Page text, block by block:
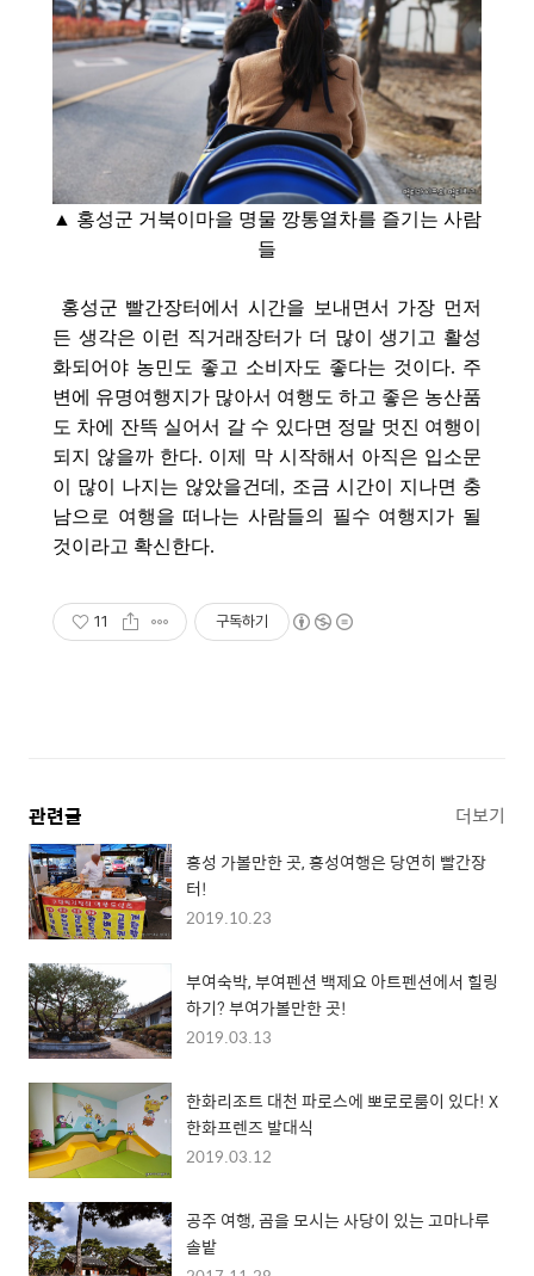
▲ 홍성군 거북이마을 명물 깡통열차를 즐기는 사람
들
홍성군 빨간장터에서 시간을 보내면서 가장 먼저
든 생각은 이런 직거래장터가 더 많이 생기고 활성
화되어야 농민도 좋고 소비자도 좋다는 것이다. 주
변에 유명여행지가 많아서 여행도 하고 좋은 농산품
도 차에 잔뜩 실어서 갈 수 있다면 정말 멋진 여행이
되지 않을까 한다. 이제 막 시작해서 아직은 입소문
이 많이 나지는 않았을건데, 조금 시간이 지나면 충
남으로 여행을 떠나는 사람들의 필수 여행지가 될
것이라고 확신한다.
11 구독하기
관련글 더보기
홍성 가볼만한 곳, 홍성여행은 당연히 빨간장
터!
2019.10.23
부여숙박, 부여펜션 백제요 아트펜션에서 힐링
하기? 부여가볼만한 곳!
2019.03.13
한화리조트 대천 파로스에 뽀로로룸이 있다! X
한화프렌즈 발대식
2019.03.12
공주 여행, 곰을 모시는 사당이 있는 고마나루
솔밭